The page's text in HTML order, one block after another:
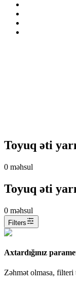
Toyuq əti
0 məhsul
Toyuq əti
0 məhsul
Filters
Axtardığınız
Zəhmət olmasa, filteri